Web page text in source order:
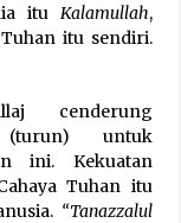
itu Kalamullah,
itu sendiri.
cenderung
(turun) untuk
ini. Kekuatan
Tuhan itu
“Tanazzalul